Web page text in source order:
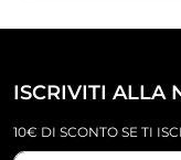
ISCRIVITI ALLA
10€ DI SCONTO SE TI